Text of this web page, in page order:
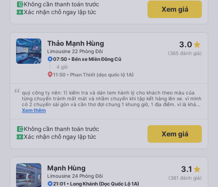
Không cần thanh toán trước
Xác nhận chỗ ngay lập tức
Xem giá
Thảo Mạnh Hùng
Limousine 22 Phòng Đôi
3.0
(365 đánh giá)
07:50 • Bến xe Miền Đông Cũ
4 giờ
11:50 • Phan Thiết (dọc quốc lộ 1A)
quý công ty nên: 1) kiểm tra và dán tem hành lý cho khách theo màu của
từng chuyến tránh mất mát và nhầm chuyến khi tập kết hàng lên xe. vì mình
có 2 chuyến sài gòn và cần thơ đợi chung 1 khung giờ, 1 địa điểm. vì là khách
thân thiết của quý công ty nên rất hài lòng và tin tưởng. tuy nhiên rất mong
thì chắc chắn quy công ty là nhà xe được yêu thích và lựa chọn số 1 quy
nhơn. rất cảm ơn quý anh chị em cty cũng như chị Thảo đã lắng nghe và
tiếp nhận. " khách hàng thân thiết nhiều năm của nhà xe từ thời sinh viên"
Xem thêm
Không cần thanh toán trước
Xác nhận chỗ ngay lập tức
Xem giá
Mạnh Hùng
Limousine 24 Phòng Đôi
3.1
(381 đánh giá)
21:01 • Long Khánh (Dọc Quốc Lộ 1A)